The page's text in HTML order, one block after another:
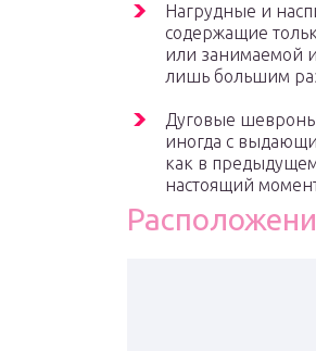
Нагрудные и
содержащие
или занимаемой
лишь большим
Дуговые
иногда с
как в
настоящий